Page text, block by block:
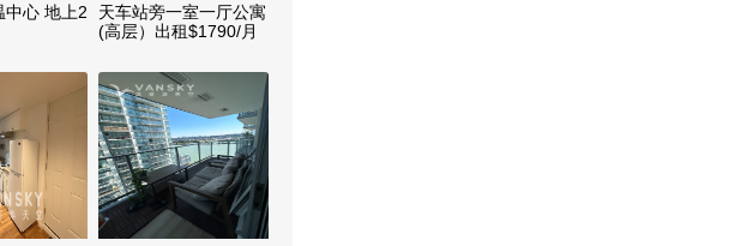
中心 地上2
天车站旁一室一厅公寓
(高层）出租$1790/月